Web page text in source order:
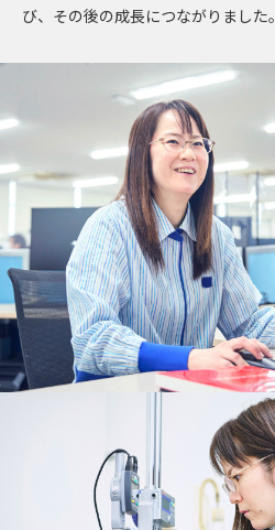
び、その後の成長につながりました。